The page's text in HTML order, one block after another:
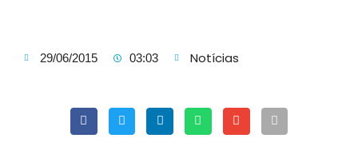
29/06/2015 03:03 Notícias